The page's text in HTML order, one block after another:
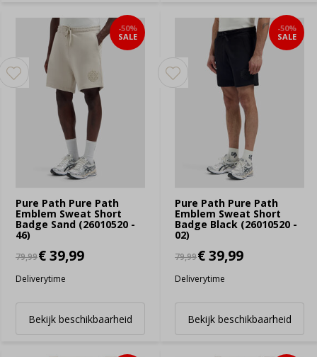
Pure Path Pure Path
Emblem Sweat Short
Badge Sand (26010520 -
46)
-50%
SALE
79,99€ 39,99
Deliverytime
Bekijk beschikbaarheid
Pure Path Pure Path
Emblem Sweat Short
Badge Black (26010520 -
02)
-50%
SALE
79,99€ 39,99
Deliverytime
Bekijk beschikbaarheid